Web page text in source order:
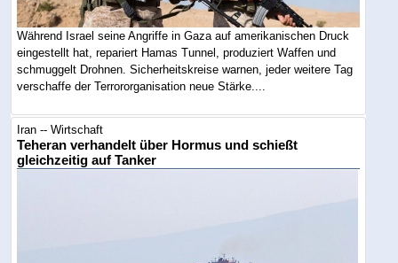
Während Israel seine Angriffe in Gaza auf amerikanischen Druck
eingestellt hat, repariert Hamas Tunnel, produziert Waffen und
schmuggelt Drohnen. Sicherheitskreise warnen, jeder weitere Tag
verschaffe der Terrororganisation neue Stärke....
Iran -- Wirtschaft
Teheran verhandelt über Hormus und schießt
gleichzeitig auf Tanker